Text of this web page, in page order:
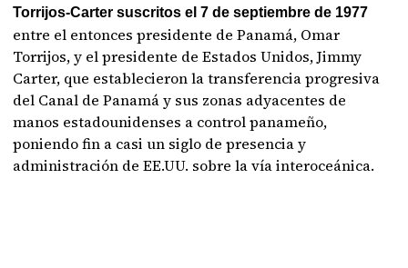
Torrijos-Carter suscritos el 7 de septiembre de 1977
entre el entonces presidente de Panamá, Omar
Torrijos, y el presidente de Estados Unidos, Jimmy
Carter, que establecieron la transferencia progresiva
del Canal de Panamá y sus zonas adyacentes de
manos estadounidenses a control panameño,
poniendo fin a casi un siglo de presencia y
administración de EE.UU. sobre la vía interoceánica.